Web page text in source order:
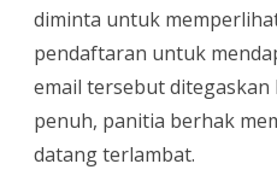
diminta untuk
pendaftaran untuk
email tersebut ditegaskan
penuh, panitia berhak
datang terlambat.